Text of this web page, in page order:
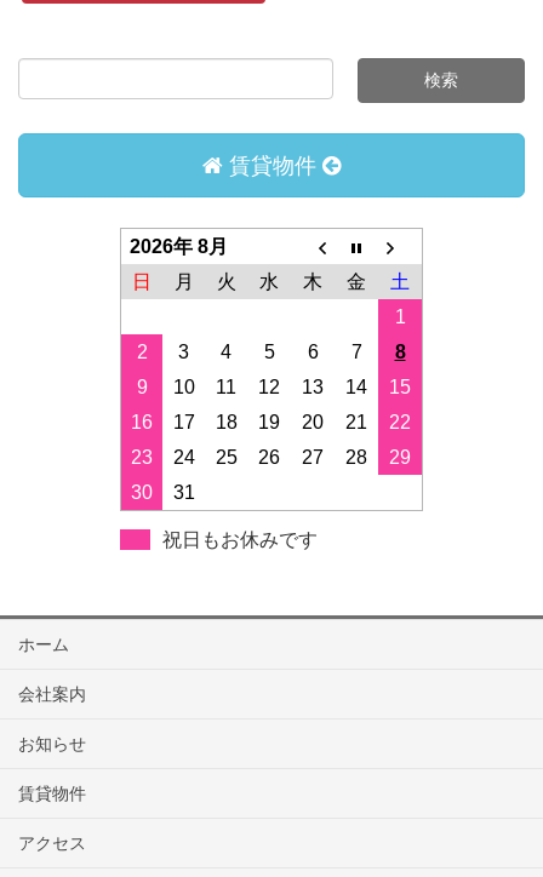
賃貸物件
2026年 8月
日
月 火 水 木 金
土
1
2
3 4 5 6 7
8
9
10 11 12 13 14
15
16
17 18 19 20 21
22
23
24 25 26 27 28
29
30
31
祝日もお休みです
ホーム
会社案内
お知らせ
賃貸物件
アクセス